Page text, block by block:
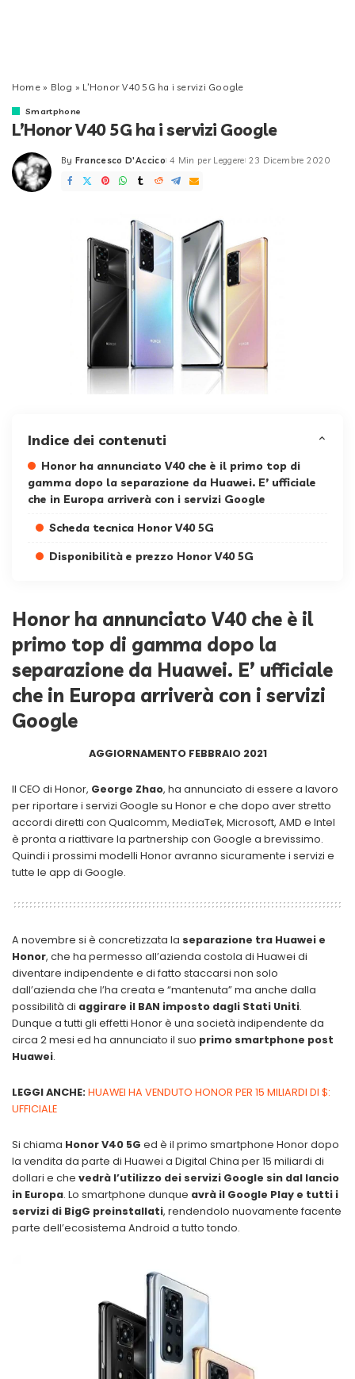
Home» Blog » L’Honor V40 5G ha i servizi Google
Smartphone
L’Honor V40 5G ha i servizi Google
Posted
by
By Francesco D'Accico 4 Min per Leggere 23 Dicembre 2020
Indice dei contenuti
Honor ha annunciato V40 che è il primo top di
gamma dopo la separazione da Huawei. E’ ufficiale
che in Europa arriverà con i servizi Google
Scheda tecnica Honor V40 5G
Disponibilità e prezzo Honor V40 5G
Honor ha annunciato V40 che è il
primo top di gamma dopo la
separazione da Huawei. E’ ufficiale
che in Europa arriverà con i servizi
Google
AGGIORNAMENTO FEBBRAIO 2021
Il CEO di Honor, George Zhao, ha annunciato di essere a lavoro
per riportare i servizi Google su Honor e che dopo aver stretto
accordi diretti con Qualcomm, MediaTek, Microsoft, AMD e Intel
è pronta a riattivare la partnership con Google a brevissimo.
Quindi i prossimi modelli Honor avranno sicuramente i servizi e
tutte le app di Google.
A novembre si è concretizzata la separazione tra Huawei e
Honor, che ha permesso all’azienda costola di Huawei di
diventare indipendente e di fatto staccarsi non solo
dall’azienda che l’ha creata e “mantenuta” ma anche dalla
possibilità di aggirare il BAN imposto dagli Stati Uniti.
Dunque a tutti gli effetti Honor è una società indipendente da
circa 2 mesi ed ha annunciato il suo primo smartphone post
Huawei.
LEGGI ANCHE: HUAWEI HA VENDUTO HONOR PER 15 MILIARDI DI $:
UFFICIALE
Si chiama Honor V40 5G ed è il primo smartphone Honor dopo
la vendita da parte di Huawei a Digital China per 15 miliardi di
dollari e che vedrà l’utilizzo dei servizi Google sin dal lancio
in Europa. Lo smartphone dunque avrà il Google Play e tutti i
servizi di BigG preinstallati, rendendolo nuovamente facente
parte dell’ecosistema Android a tutto tondo.